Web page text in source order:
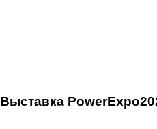
Выставка